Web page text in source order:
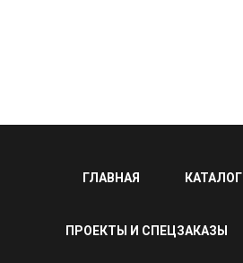
ГЛАВНАЯ КАТАЛОГ
ПРОЕКТЫ И СПЕЦЗАКАЗЫ